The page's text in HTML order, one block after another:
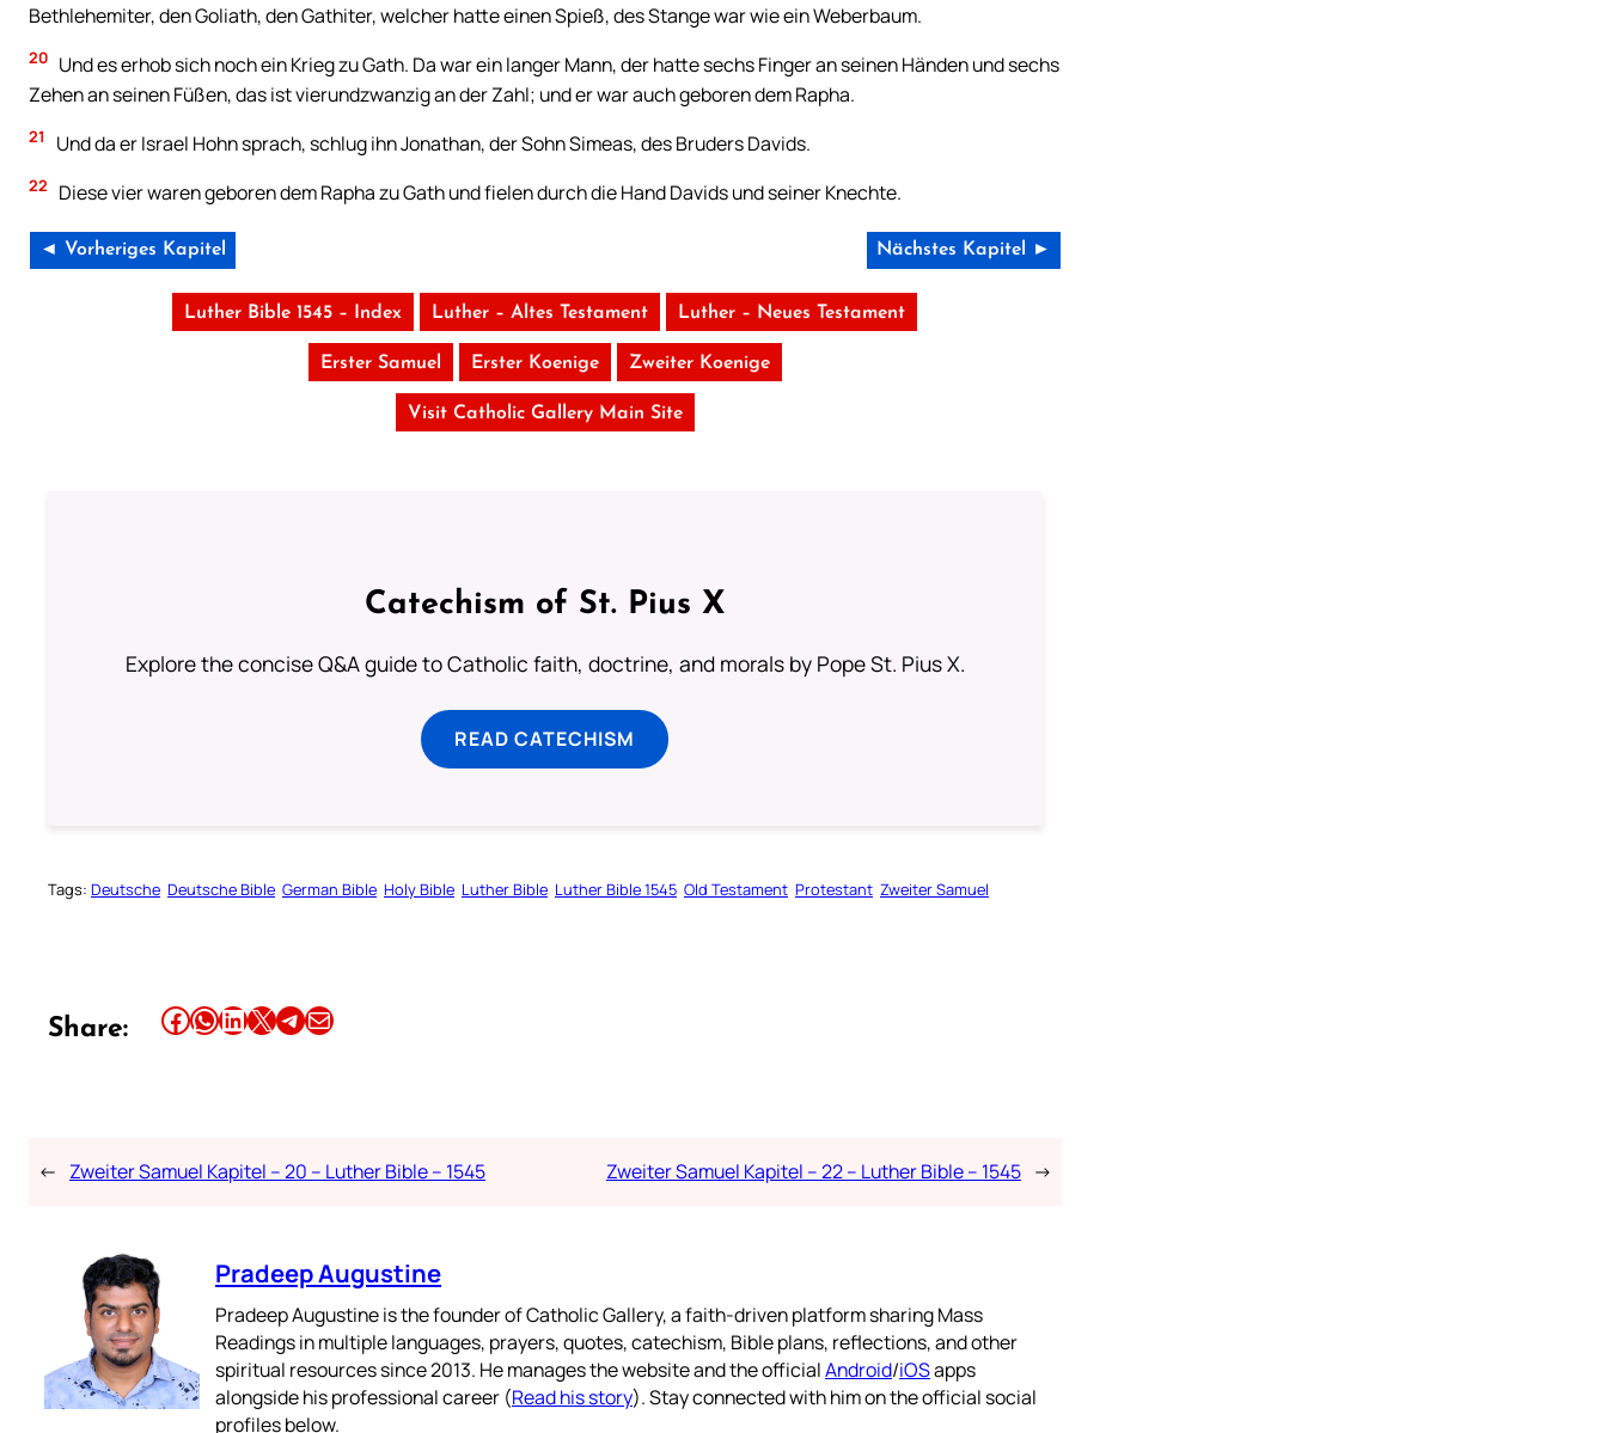
Bethlehemiter, den Goliath, den Gathiter, welcher hatte einen Spieß, des Stange war wie ein Weberbaum.
20 Und es erhob sich noch ein Krieg zu Gath. Da war ein langer Mann, der hatte sechs Finger an seinen Händen und sechs
Zehen an seinen Füßen, das ist vierundzwanzig an der Zahl; und er war auch geboren dem Rapha.
21 Und da er Israel Hohn sprach, schlug ihn Jonathan, der Sohn Simeas, des Bruders Davids.
22 Diese vier waren geboren dem Rapha zu Gath und fielen durch die Hand Davids und seiner Knechte.
◄ Vorheriges Kapitel Nächstes Kapitel ►
Luther Bible 1545 – Index Luther – Altes Testament Luther – Neues Testament
Erster Samuel Erster Koenige Zweiter Koenige
Visit Catholic Gallery Main Site
Catechism of St. Pius X
Explore the concise Q&A guide to Catholic faith, doctrine, and morals by Pope St. Pius X.
READ CATECHISM
Tags: Deutsche Deutsche Bible German Bible Holy Bible Luther Bible Luther Bible 1545 Old Testament Protestant Zweiter Samuel
Share: Share this article on Facebook Share this article on WhatsApp Share this article on LinkedIn Share this article on X Share this article on TelegramEmail this Article
← Zweiter Samuel Kapitel – 20 – Luther Bible – 1545 Zweiter Samuel Kapitel – 22 – Luther Bible – 1545 →
Pradeep Augustine
Pradeep Augustine is the founder of Catholic Gallery, a faith-driven platform sharing Mass
Readings in multiple languages, prayers, quotes, catechism, Bible plans, reflections, and other
spiritual resources since 2013. He manages the website and the officialAndroid/iOSapps
alongside his professional career (Read his story). Stay connected with him on the official social
profiles below.